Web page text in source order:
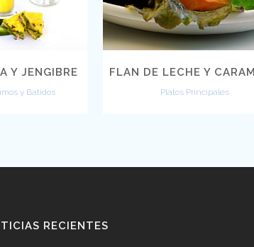
Y JENGIBRE
y Batidos
FLAN DE LECHE Y
Platos Principales
RECIENTES